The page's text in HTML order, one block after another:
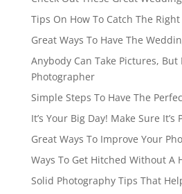
Tips On How To Catch The
Great Ways To Have The
Anybody Can Take Pictures, But
Photographer
Simple Steps To Have The
It’s Your Big Day! Make Sure It’s
Great Ways To Improve Your
Ways To Get Hitched Without A
Solid Photography Tips That